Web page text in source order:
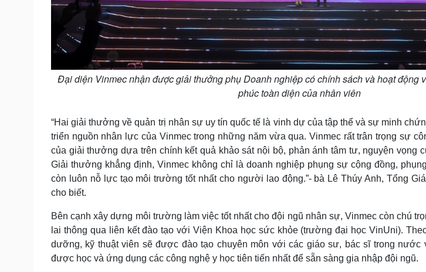
Đại diện Vinmec nhận được giải thưởng phụ Doanh nghiệp có chính sách và hoạt động
phúc toàn diện của nhân viên
“Hai giải thưởng về quản trị nhân sự uy tín quốc tế là vinh dự của tập thể và sự minh
triển nguồn nhân lực của Vinmec trong những năm vừa qua. Vinmec rất trân trọng sự
của giải thưởng dựa trên chính kết quả khảo sát nội bộ, phản ánh tâm tư, nguyện vọng
Giải thưởng khẳng định, Vinmec không chỉ là doanh nghiệp phụng sự cộng đồng,
còn luôn nỗ lực tạo môi trường tốt nhất cho người lao động.”- bà Lê Thúy Anh, Tổng
cho biết.
Bên cạnh xây dựng môi trường làm việc tốt nhất cho đội ngũ nhân sự, Vinmec còn chú
lai thông qua liên kết đào tạo với Viện Khoa học sức khỏe (trường đại học VinUni).
dưỡng, kỹ thuật viên sẽ được đào tạo chuyên môn với các giáo sư, bác sĩ trong nước
được học và ứng dụng các công nghệ y học tiên tiến nhất để sẵn sàng gia nhập đội ngũ.